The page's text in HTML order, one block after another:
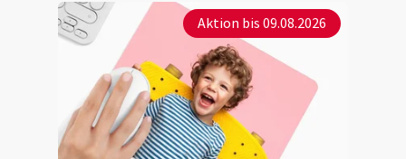
Aktion bis 09.08.2026